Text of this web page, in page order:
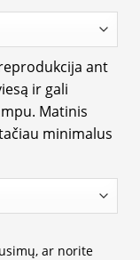
ant
ir gali
Matinis
minimalus
ar norite